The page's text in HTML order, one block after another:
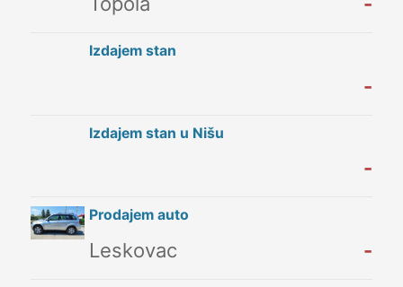
Izdajem stan
-
Izdajem stan u Nišu
-
Prodajem auto
Leskovac -